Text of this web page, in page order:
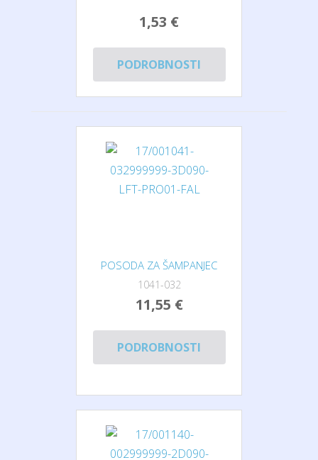
1,53 €
PODROBNOSTI
POSODA ZA ŠAMPANJEC
1041-032
11,55 €
PODROBNOSTI